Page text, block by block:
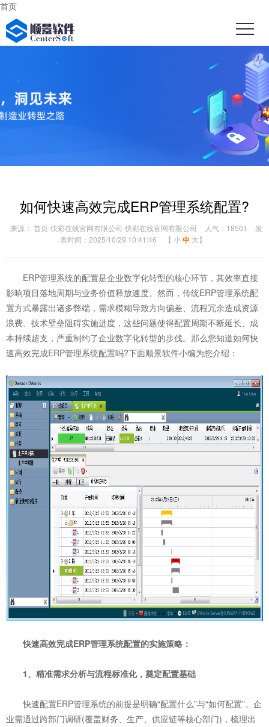
首页
如何快速高效完成ERP管理系统配置?
来源： 首页-快彩在线官网有限公司-快彩在线官网有限公司 人气：18501
发
表时间：2025/10/29 10:41:46
【 小中 大】
ERP管理系统的配置是企业数字化转型的核心环节，其效率直接
影响项目落地周期与业务价值释放速度。然而，传统ERP管理系统配
置方式暴露出诸多弊端，需求模糊导致方向偏差、流程冗余造成资源
浪费、技术壁垒阻碍实施进度，这些问题使得配置周期不断延长、成
本持续超支，严重制约了企业数字化转型的步伐。那么您知道如何快
速高效完成ERP管理系统配置吗?下面顺景软件小编为您介绍：
快速高效完成ERP管理系统配置的实施策略：
1、精准需求分析与流程标准化，奠定配置基础
快速配置ERP管理系统的前提是明确“配置什么”与“如何配置”。企
业需通过跨部门调研(覆盖财务、生产、供应链等核心部门)，梳理出